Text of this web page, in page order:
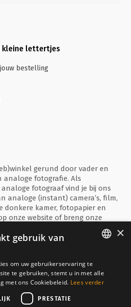
kleine lettertjes
bestelling
gerund door vader en
analoge fotografie. Als
fotograaf vind je bij ons
analoge (instant) camera’s, film,
donkere kamer, fotopapier en
onze website of breng onze
Veilig betalen met FRANÇAIS
×
gebruik van
om uw gebruikerservaring te
te gebruiken, stemt u in met alle
met ons Cookiebeleid. Lees verder
PRESTATIE